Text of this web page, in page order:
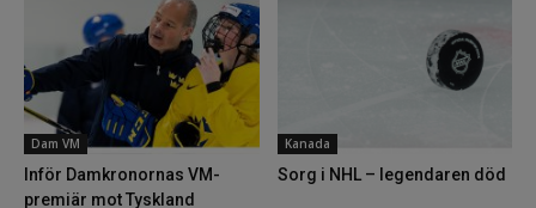
Dam VM
Inför Damkronornas VM-
premiär mot Tyskland
Kanada
Sorg i NHL – legendaren död